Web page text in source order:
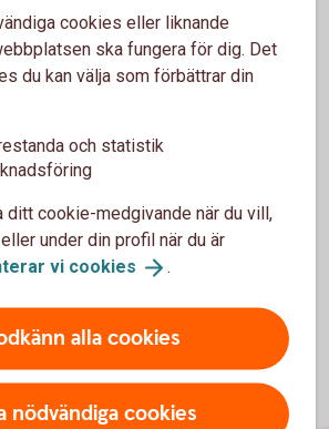
och meddelande. Sånt som
om dig, helt enkelt.
du hjälp?
och kontaktuppgifter till oss.
här för både små och stora frågor.
cookies eller liknande
ska fungera för dig. Det
du kan välja som förbättrar din
och statistik
ditt cookie-medgivande när du vill,
under din profil när du är
vi cookies .
alla cookies
nödvändiga cookies